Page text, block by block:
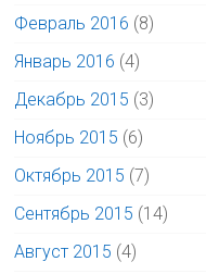
Февраль 2016 (8)
Январь 2016 (4)
Декабрь 2015 (3)
Ноябрь 2015 (6)
Октябрь 2015 (7)
Сентябрь 2015 (14)
Август 2015 (4)